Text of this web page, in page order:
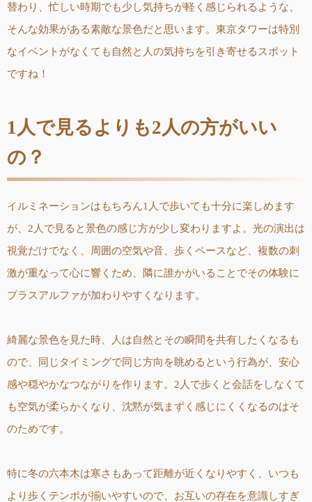
替わり、忙しい時期でも少し気持ちが軽く感じられるような、
そんな効果がある素敵な景色だと思います。東京タワーは特別
なイベントがなくても自然と人の気持ちを引き寄せるスポット
ですね！
1人で見るよりも2人の方がいい
の？
イルミネーションはもちろん1人で歩いても十分に楽しめます
が、2人で見ると景色の感じ方が少し変わりますよ。光の演出は
視覚だけでなく、周囲の空気や音、歩くペースなど、複数の刺
激が重なって心に響くため、隣に誰かがいることでその体験に
プラスアルファが加わりやすくなります。
綺麗な景色を見た時、人は自然とその瞬間を共有したくなるも
ので、同じタイミングで同じ方向を眺めるという行為が、安心
感や穏やかなつながりを作ります。2人で歩くと会話をしなくて
も空気が柔らかくなり、沈黙が気まずく感じにくくなるのはそ
のためです。
特に冬の六本木は寒さもあって距離が近くなりやすく、いつも
より歩くテンポが揃いやすいので、お互いの存在を意識しすぎ